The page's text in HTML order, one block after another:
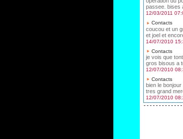
passee. bises
12/03/2011
Contacts
coucou et un
et joel et
14/07/2010
Contacts
je vois que
gros bisous a
12/07/2010
Contacts
bien le
tres grand
12/07/2010